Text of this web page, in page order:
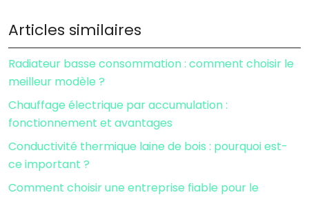
Articles similaires
Radiateur basse consommation : comment choisir le
meilleur modèle ?
Chauffage électrique par accumulation :
fonctionnement et avantages
Conductivité thermique laine de bois : pourquoi est-
ce important ?
Comment choisir une entreprise fiable pour le